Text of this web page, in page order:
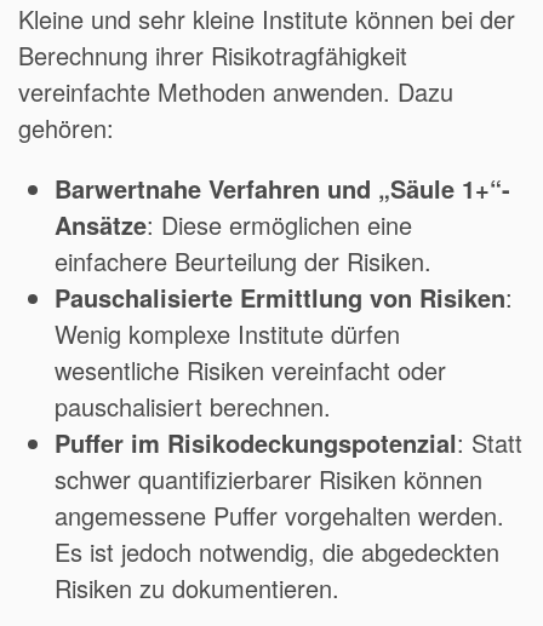
Kleine und sehr kleine Institute können bei der
Berechnung ihrer Risikotragfähigkeit
vereinfachte Methoden anwenden. Dazu
gehören:
Barwertnahe Verfahren und „Säule 1+“-
Ansätze: Diese ermöglichen eine
einfachere Beurteilung der Risiken.
Pauschalisierte Ermittlung von Risiken:
Wenig komplexe Institute dürfen
wesentliche Risiken vereinfacht oder
pauschalisiert berechnen.
Puffer im Risikodeckungspotenzial: Statt
schwer quantifizierbarer Risiken können
angemessene Puffer vorgehalten werden.
Es ist jedoch notwendig, die abgedeckten
Risiken zu dokumentieren.